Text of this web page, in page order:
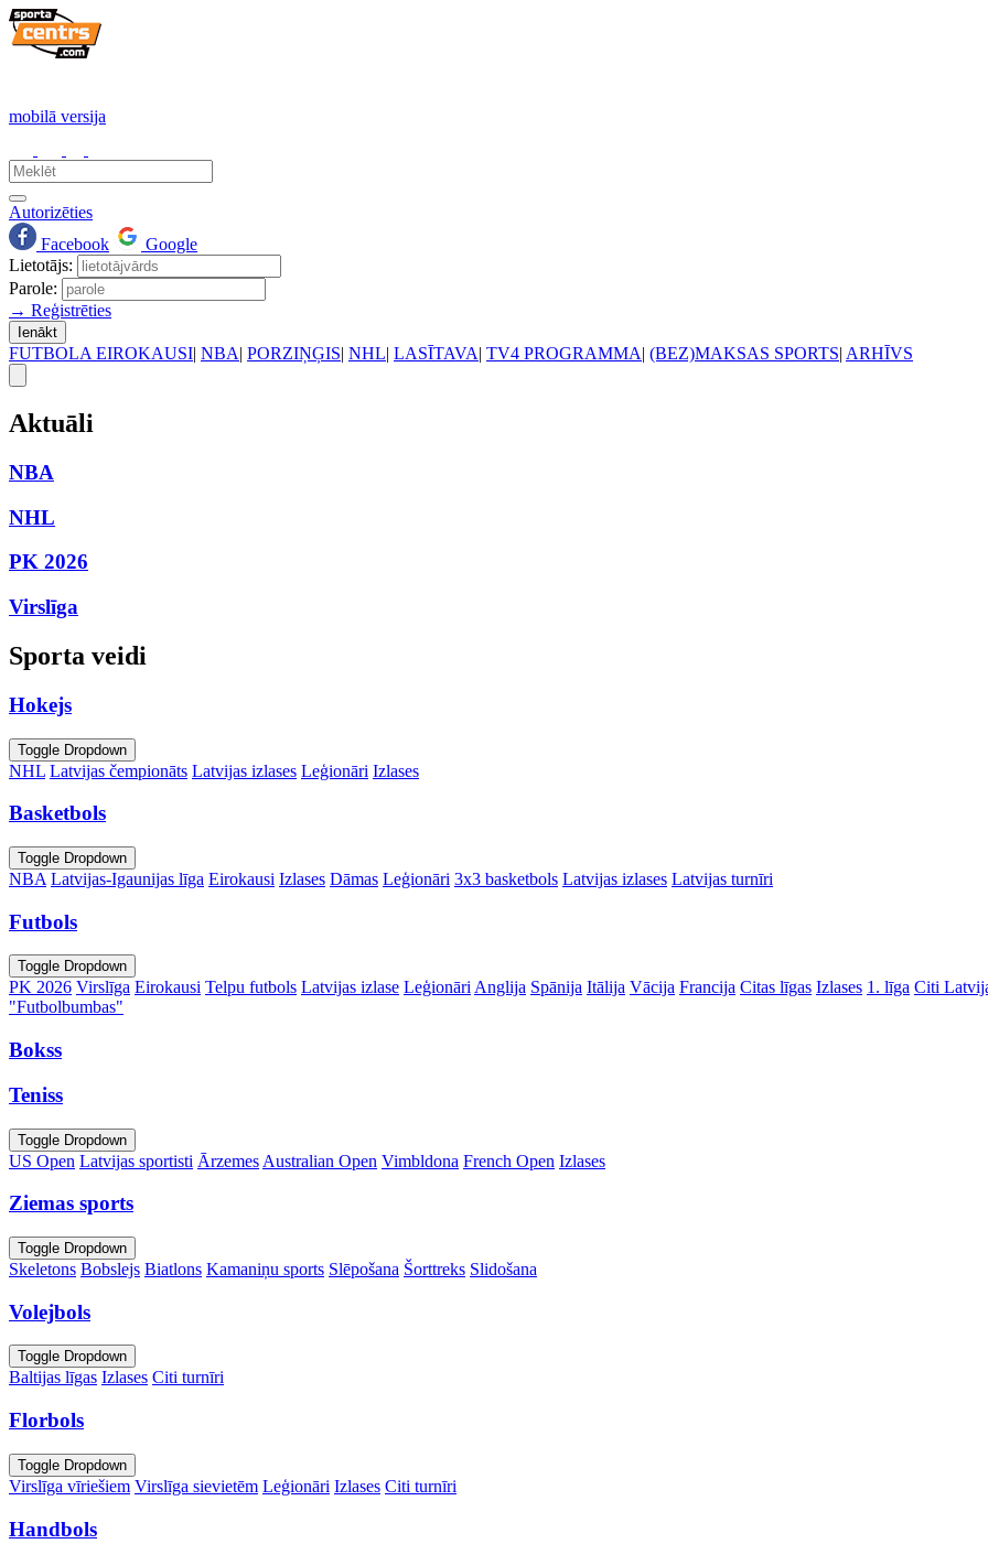
mobilā versija
Autorizēties
Facebook
Google
Lietotājs:
Parole:
→ Reģistrēties
Ienākt
FUTBOLA EIROKAUSI| NBA| PORZIŅĢIS| NHL| LASĪTAVA| TV4 PROGRAMMA| (BEZ)MAKSAS SPORTS| ARHĪVS
Aktuāli
NBA
NHL
PK 2026
Virslīga
Sporta veidi
Hokejs
Toggle Dropdown
NHL Latvijas čempionāts Latvijas izlases Leģionāri Izlases
Basketbols
Toggle Dropdown
NBA Latvijas-Igaunijas līga Eirokausi Izlases Dāmas Leģionāri 3x3 basketbols Latvijas izlases Latvijas turnīri
Futbols
Toggle Dropdown
PK 2026 Virslīga Eirokausi Telpu futbols Latvijas izlase Leģionāri Anglija Spānija Itālija Vācija Francija Citas līgas Izlases 1. līga Citi
"Futbolbumbas"
Bokss
Teniss
Toggle Dropdown
US Open Latvijas sportisti Ārzemes Australian Open Vimbldona French Open Izlases
Ziemas sports
Toggle Dropdown
Skeletons Bobslejs Biatlons Kamaniņu sports Slēpošana Šorttreks Slidošana
Volejbols
Toggle Dropdown
Baltijas līgas Izlases Citi turnīri
Florbols
Toggle Dropdown
Virslīga vīriešiem Virslīga sievietēm Leģionāri Izlases Citi turnīri
Handbols